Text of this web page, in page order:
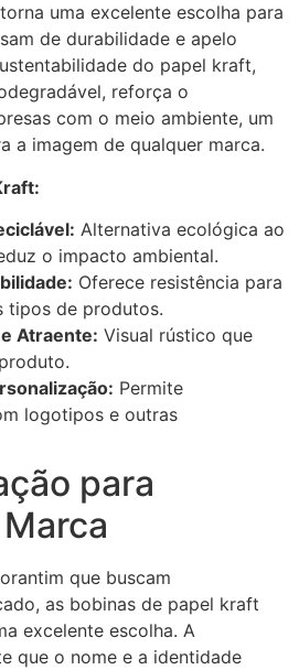
uma excelente escolha para
de durabilidade e apelo
do papel kraft,
reforça o
com o meio ambiente, um
a imagem de qualquer marca.
Alternativa ecológica ao
o impacto ambiental.
Oferece resistência para
tipos de produtos.
Atraente: Visual rústico que
Permite
logotipos e outras
para
que buscam
as bobinas de papel kraft
excelente escolha. A
que o nome e a identidade